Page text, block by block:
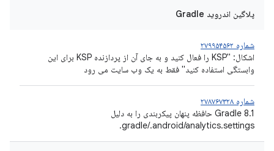
پلاگین اندروید Gradle
شماره ۲۷۹۹۵۴۵۶۲
اشکال: "KSP را فعال کنید و به جای آن از پردازنده KSP برای این
وابستگی استفاده کنید" فقط به یک وب سایت می رود
شماره ۲۷۸۷۶۷۳۲۸
Gradle 8.1 حافظه پنهان پیکربندی را به دلیل
gradle/.android/analytics.settings.